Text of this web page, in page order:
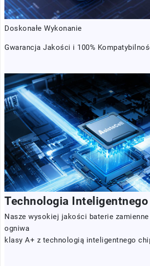
Doskonałe Wykonanie
Gwarancja Jakości i 100%
Technologia Inteligentnego
Nasze wysokiej jakości baterie
ogniwa
klasy A+ z technologią inteligentnego